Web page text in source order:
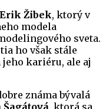
Erik Žibek, ktorý v
modela
sveta.
ho však stále
kariéru, ale aj
známa bývalá
, ktorá sa